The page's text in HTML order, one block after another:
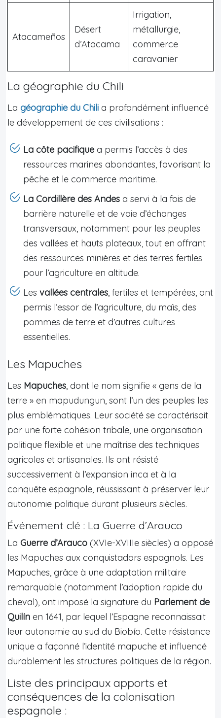
Atacameños
Désert
d’Atacama
Irrigation,
métallurgie,
commerce
caravanier
La géographie du Chili
La géographie du Chili a profondément influencé
le développement de ces civilisations :
La côte pacifique a permis l’accès à des
ressources marines abondantes, favorisant la
pêche et le commerce maritime.
La Cordillère des Andes a servi à la fois de
barrière naturelle et de voie d’échanges
transversaux, notamment pour les peuples
des vallées et hauts plateaux, tout en offrant
des ressources minières et des terres fertiles
pour l’agriculture en altitude.
Les vallées centrales, fertiles et tempérées, ont
permis l’essor de l’agriculture, du maïs, des
pommes de terre et d’autres cultures
essentielles.
Les Mapuches
Les Mapuches, dont le nom signifie « gens de la
terre » en mapudungun, sont l’un des peuples les
plus emblématiques. Leur société se caractérisait
par une forte cohésion tribale, une organisation
politique flexible et une maîtrise des techniques
agricoles et artisanales. Ils ont résisté
successivement à l’expansion inca et à la
conquête espagnole, réussissant à préserver leur
autonomie politique durant plusieurs siècles.
Événement clé : La Guerre d’Arauco
La Guerre d’Arauco (XVIe-XVIIIe siècles) a opposé
les Mapuches aux conquistadors espagnols. Les
Mapuches, grâce à une adaptation militaire
remarquable (notamment l’adoption rapide du
cheval), ont imposé la signature du Parlement de
Quilín en 1641, par lequel l’Espagne reconnaissait
leur autonomie au sud du Biobío. Cette résistance
unique a façonné l’identité mapuche et influencé
durablement les structures politiques de la région.
Liste des principaux apports et
conséquences de la colonisation
espagnole :